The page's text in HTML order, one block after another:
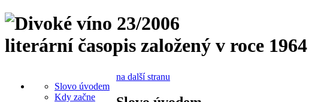
literární časopis založený v roce 1964
Slovo úvodem
Kdy začne
na další stranu